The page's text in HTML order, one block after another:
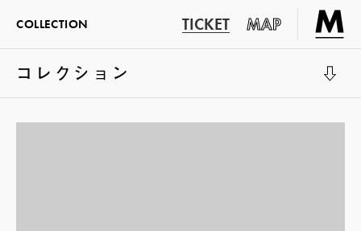
COLLECTION TICKET MAP
コレクション
展示室1